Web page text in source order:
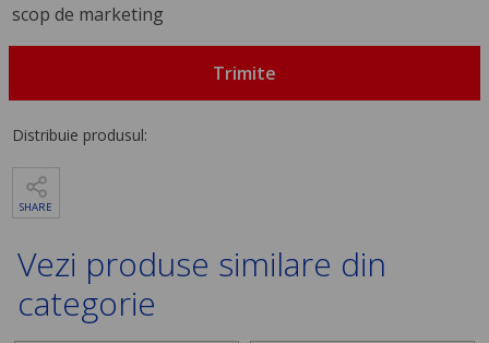
scop de marketing
Trimite
Distribuie produsul:
SHARE
Vezi produse similare din
categorie